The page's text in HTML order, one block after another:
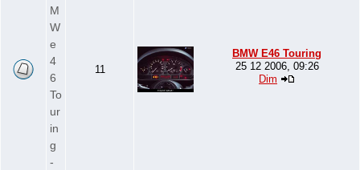
M
W
e
4
6
To
ur
in
g
-
11
BMW E46 Touring
25 12 2006, 09:26
Dim